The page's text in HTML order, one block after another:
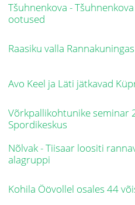
Tšuhnenkova -
ootused
Raasiku valla
Avo Keel ja Läti jätkavad
Võrkpallikohtunike seminar
Spordikeskus
Nõlvak - Tiisaar loositi
alagruppi
Kohila Öövollel osales 44